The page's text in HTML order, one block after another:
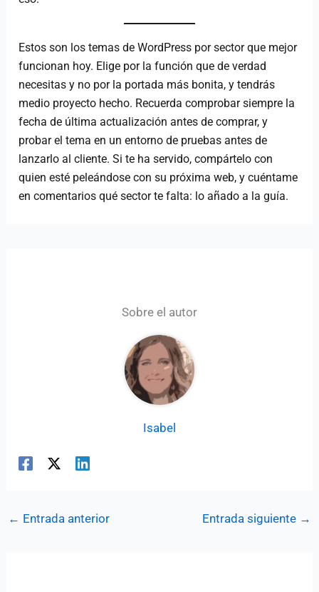
Estos son los temas de WordPress por sector que mejor
funcionan hoy. Elige por la función que de verdad
necesitas y no por la portada más bonita, y tendrás
medio proyecto hecho. Recuerda comprobar siempre la
fecha de última actualización antes de comprar, y
probar el tema en un entorno de pruebas antes de
lanzarlo al cliente. Si te ha servido, compártelo con
quien esté peleándose con su próxima web, y cuéntame
en comentarios qué sector te falta: lo añado a la guía.
Sobre el autor
Isabel
← Entrada anterior Entrada siguiente →